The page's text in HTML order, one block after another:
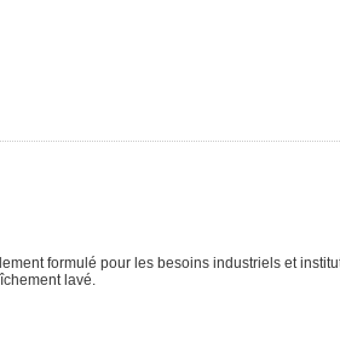
formulé pour les besoins industriels et
lavé.